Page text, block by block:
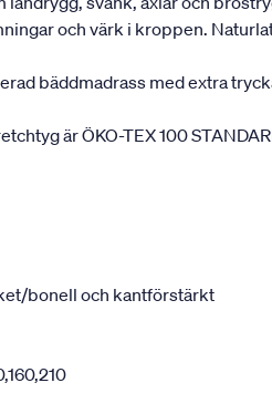
och värk i kroppen.
bäddmadrass med extra
är ÖKO-TEX 100
bonell och kantförstärkt